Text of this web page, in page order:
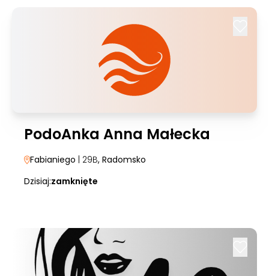
PodoAnka Anna Małecka
Fabianiego | 29B, Radomsko
Dzisiaj:zamknięte